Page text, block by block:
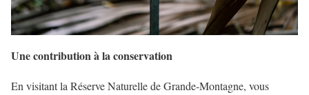
Une contribution à la conservation
En visitant la Réserve Naturelle de Grande-Montagne, vous